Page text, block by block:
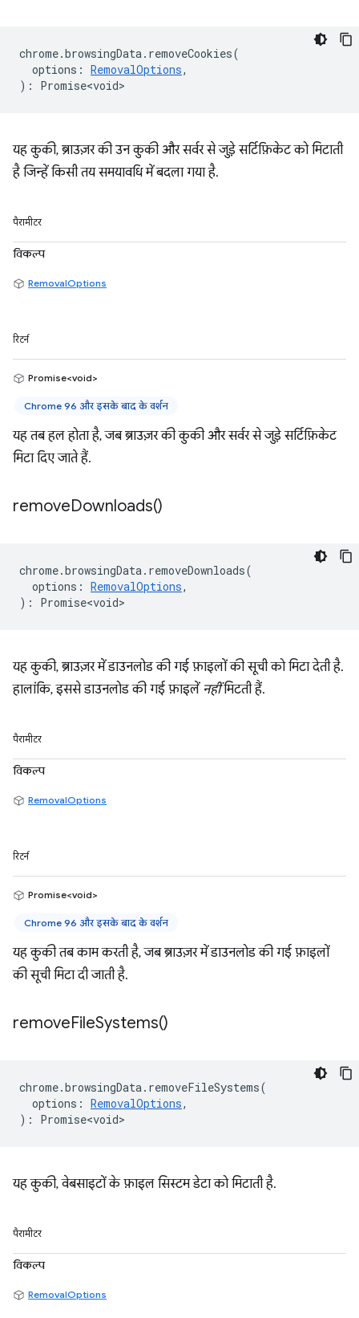
chrome.browsingData. removeCookies(
options : RemovalOptions,
) : Promise<void>
यह कुकी, ब्राउज़र की उन कुकी और सर्वर से जुड़े सर्टिफ़िकेट को मिटाती
है जिन्हें किसी तय समयावधि में बदला गया है.
पैरामीटर
विकल्प
RemovalOptions
रिटर्न
Promise<void>
Chrome 96 और इसके बाद के वर्शन
यह तब हल होता है, जब ब्राउज़र की कुकी और सर्वर से जुड़े सर्टिफ़िकेट
मिटा दिए जाते हैं.
removeDownloads()
chrome.browsingData. removeDownloads(
options : RemovalOptions,
) : Promise<void>
यह कुकी, ब्राउज़र में डाउनलोड की गई फ़ाइलों की सूची को मिटा देती है.
हालांकि, इससे डाउनलोड की गई फ़ाइलें नहींमिटती हैं.
पैरामीटर
विकल्प
RemovalOptions
रिटर्न
Promise<void>
Chrome 96 और इसके बाद के वर्शन
यह कुकी तब काम करती है, जब ब्राउज़र में डाउनलोड की गई फ़ाइलों
की सूची मिटा दी जाती है.
removeFileSystems()
chrome.browsingData. removeFileSystems(
options : RemovalOptions,
) : Promise<void>
यह कुकी, वेबसाइटों के फ़ाइल सिस्टम डेटा को मिटाती है.
पैरामीटर
विकल्प
RemovalOptions